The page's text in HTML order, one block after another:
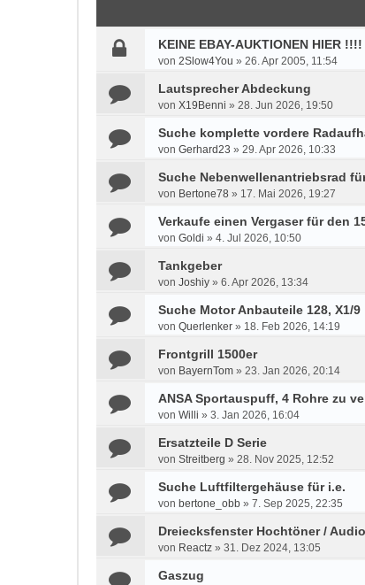
KEINE EBAY-AUKTIONEN HIER !!!!
von 2Slow4You » 26. Apr 2005, 11:54
Lautsprecher Abdeckung
von X19Benni » 28. Jun 2026, 19:50
Suche komplette vordere
von Gerhard23 » 29. Apr 2026, 10:33
Suche Nebenwellenantriebsrad
von Bertone78 » 17. Mai 2026, 19:27
Verkaufe einen Vergaser für den
von Goldi » 4. Jul 2026, 10:50
Tankgeber
von Joshiy » 6. Apr 2026, 13:34
Suche Motor Anbauteile 128, X1/9
von Querlenker » 18. Feb 2026, 14:19
Frontgrill 1500er
von BayernTom » 23. Jan 2026, 20:14
ANSA Sportauspuff, 4 Rohre zu
von Willi » 3. Jan 2026, 16:04
Ersatzteile D Serie
von Streitberg » 28. Nov 2025, 12:52
Suche Luftfiltergehäuse für i.e.
von bertone_obb » 7. Sep 2025, 22:35
Dreiecksfenster Hochtöner /
von Reactz » 31. Dez 2024, 13:05
Gaszug